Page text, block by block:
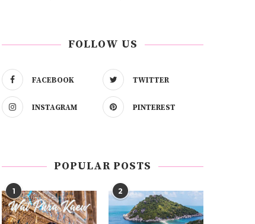
FOLLOW US
FACEBOOK TWITTER
INSTAGRAM PINTEREST
POPULAR POSTS
1 2